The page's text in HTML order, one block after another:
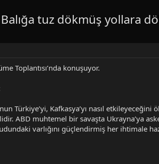
tuz dökmüş yollara
Toplantısı’nda konuşuyor.
Türkiye’yi, Kafkasya’yı nasıl etkileyeceğini
ABD muhtemel bir savaşta Ukrayna’ya
varlığını güçlendirmiş her ihtimale